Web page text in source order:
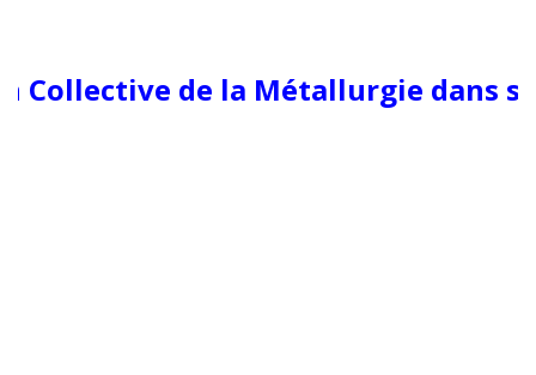
Collective de la Métallurgie dans